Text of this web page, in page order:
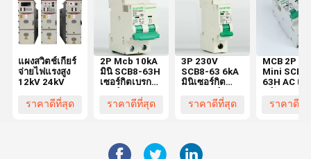
แผงสวิตช์เกียร์
จ่ายไฟแรงสูง
12kV 24kV
ราคาดีที่สุด
2P Mcb 10kA
มินิ SCB8-63H
เซอร์กิตเบรก
กระแสสลับที่มี
กระแสไฟ 63A
ราคาดีที่สุด
3P 230V
SCB8-63 6kA
มินิเซอร์กิต
ราคาดีที่สุด
MCB 2P
Mini SCB8-
63H AC เซ
ราคาดีที่